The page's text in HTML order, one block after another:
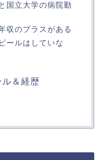
国立大学の病院勤
収のプラスがある
ールはしていな
＆経歴